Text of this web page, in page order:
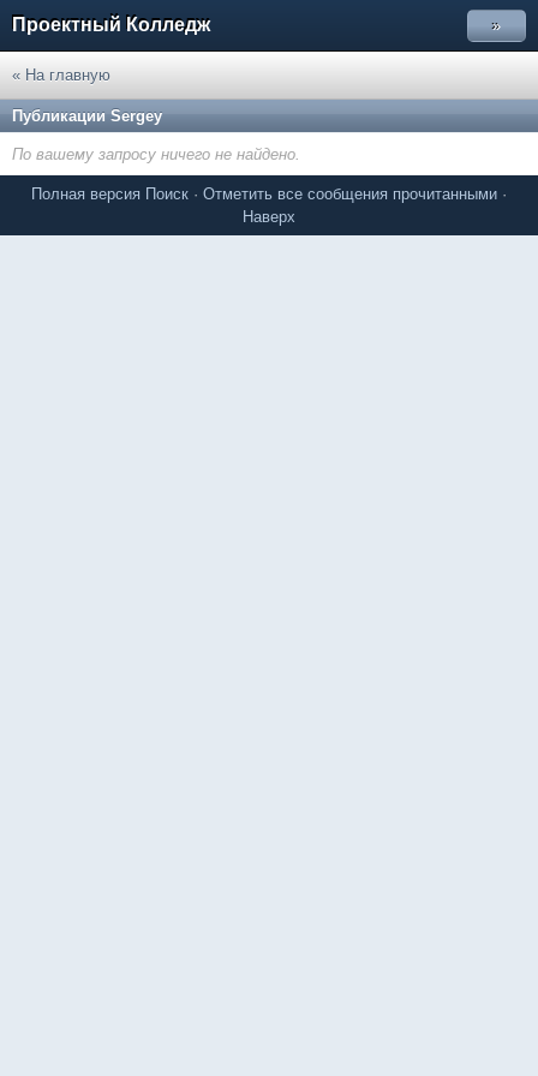
Проектный Колледж »
« На главную
Публикации Sergey
По вашему запросу ничего не найдено.
Полная версия Поиск · Отметить все сообщения прочитанными ·
Наверх